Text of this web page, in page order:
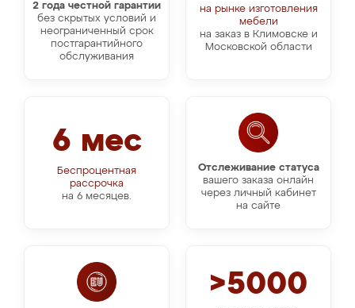
на рынке изготовления
мебели
на заказ в Климовске и
Московской области
2 года честной гарантии
без скрытых условий и
неограниченный срок
постгарантийного
обслуживания
Отслеживание статуса
вашего заказа онлайн
через личный кабинет
на сайте
6 мес
Беспроцентная
рассрочка
на 6 месяцев.
>5000